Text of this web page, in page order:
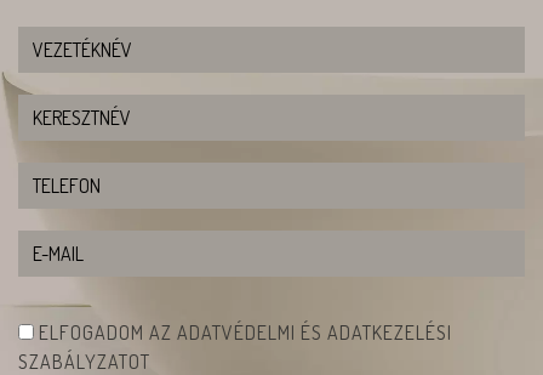
ELFOGADOM AZ ADATVÉDELMI ÉS ADATKEZELÉSI
SZABÁLYZATOT